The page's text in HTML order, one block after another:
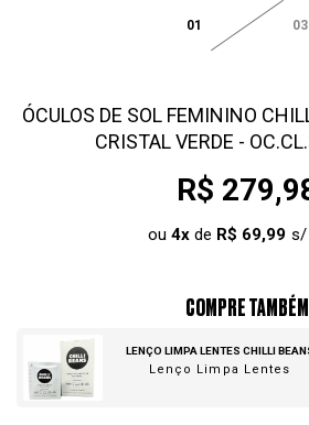
01 03
ÓCULOS DE SOL FEMININO
CRISTAL VERDE -
R$
ou 4xde R$ 69,99
COMPRE TAMBÉM
LENÇO LIMPA LENTES CHILLI
Lenço Limpa Lentes